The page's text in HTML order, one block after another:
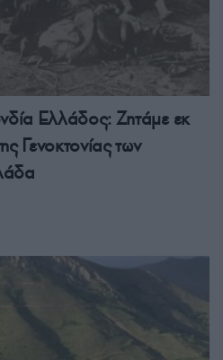
Ελλάδος: Ζητάμε εκ
Γενοκτονίας των